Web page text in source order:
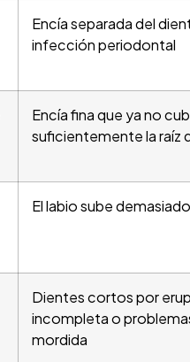
Encía separada del
infección periodontal
Encía fina que ya no
suficientemente la raíz
El labio sube
Dientes cortos por
incompleta o
mordida